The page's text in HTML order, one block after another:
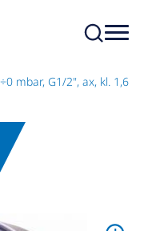
mbar, G1/2", ax, kl. 1,6